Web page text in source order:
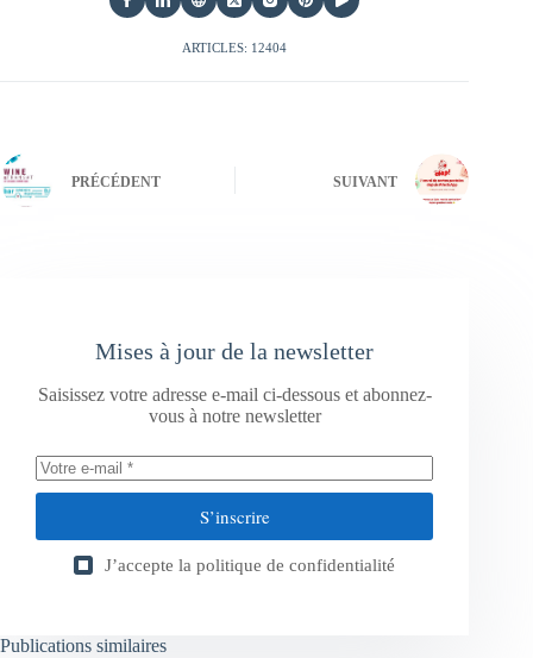
ARTICLES: 12404
PRÉCÉDENT SUIVANT
Mises à jour de la newsletter
Saisissez votre adresse e-mail ci-dessous et abonnez-
vous à notre newsletter
S’inscrire
J’accepte la politique de confidentialité
Publications similaires